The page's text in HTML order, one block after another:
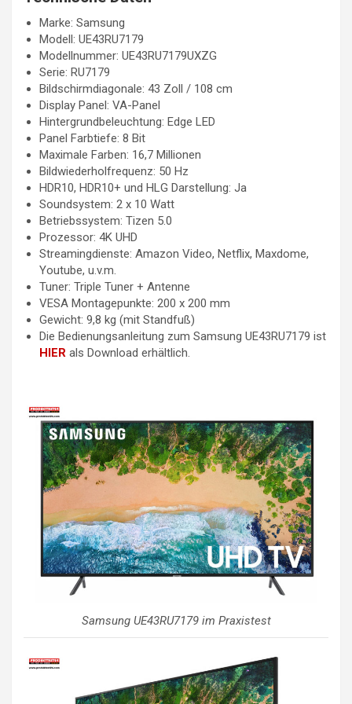
Marke: Samsung
Modell: UE43RU7179
Modellnummer: UE43RU7179UXZG
Serie: RU7179
Bildschirmdiagonale: 43 Zoll / 108 cm
Display Panel: VA-Panel
Hintergrundbeleuchtung: Edge LED
Panel Farbtiefe: 8 Bit
Maximale Farben: 16,7 Millionen
Bildwiederholfrequenz: 50 Hz
HDR10, HDR10+ und HLG Darstellung: Ja
Soundsystem: 2 x 10 Watt
Betriebssystem: Tizen 5.0
Prozessor: 4K UHD
Streamingdienste: Amazon Video, Netflix, Maxdome,
Youtube, u.v.m.
Tuner: Triple Tuner + Antenne
VESA Montagepunkte: 200 x 200 mm
Gewicht: 9,8 kg (mit Standfuß)
Die Bedienungsanleitung zum Samsung UE43RU7179 ist
HIER als Download erhältlich.
Samsung UE43RU7179 im Praxistest